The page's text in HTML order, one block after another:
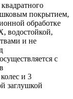
покрытием,
обработке
водостойкой,
и не
с
и 3
заглушкой